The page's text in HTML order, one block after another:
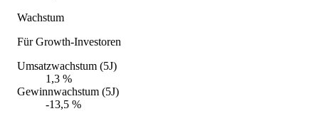
Wachstum
Für Growth-Investoren
Umsatzwachstum (5J)
1,3 %
Gewinnwachstum (5J)
-13,5 %